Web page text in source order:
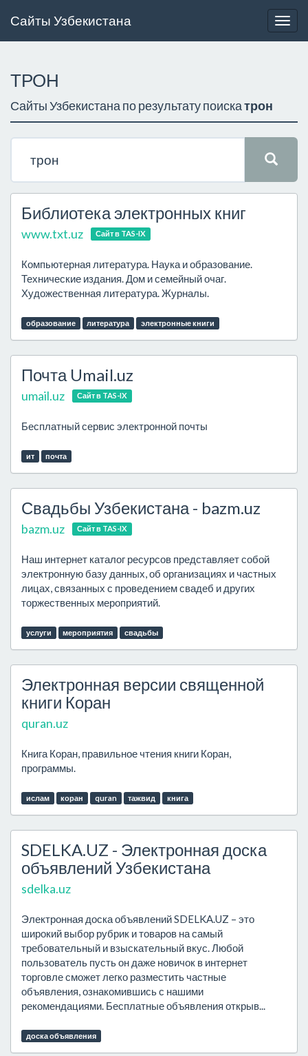
Сайты Узбекистана
ТРОН
Сайты Узбекистана по результату поискатрон
Библиотека электронных книг
www.txt.uz Сайт в TAS-IX
Компьютерная литература. Наука и образование.
Технические издания. Дом и семейный очаг.
Художественная литература. Журналы.
образование литература электронные книги
Почта Umail.uz
umail.uz Сайт в TAS-IX
Бесплатный сервис электронной почты
ит почта
Свадьбы Узбекистана - bazm.uz
bazm.uz Сайт в TAS-IX
Наш интернет каталог ресурсов представляет собой
электронную базу данных, об организациях и частных
лицах, связанных с проведением свадеб и других
торжественных мероприятий.
услуги мероприятия свадьбы
Электронная версии священной
книги Коран
quran.uz
Книга Коран, правильное чтения книги Коран,
программы.
ислам коран quran тажвид книга
SDELKA.UZ - Электронная доска
объявлений Узбекистана
sdelka.uz
Электронная доска объявлений SDELKA.UZ – это
широкий выбор рубрик и товаров на самый
требовательный и взыскательный вкус. Любой
пользователь пусть он даже новичок в интернет
торговле сможет легко разместить частные
объявления, ознакомившись с нашими
рекомендациями. Бесплатные объявления открыв...
доска объявления